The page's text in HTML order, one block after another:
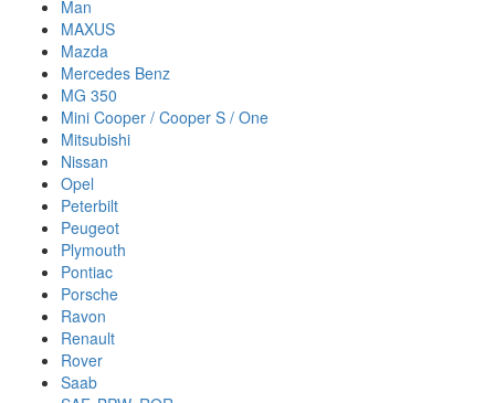
Man
MAXUS
Mazda
Mercedes Benz
MG 350
Mini Cooper / Cooper S / One
Mitsubishi
Nissan
Opel
Peterbilt
Peugeot
Plymouth
Pontiac
Porsche
Ravon
Renault
Rover
Saab